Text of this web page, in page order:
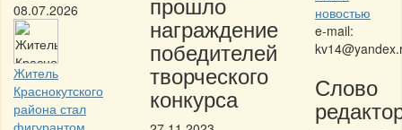
08.07.2026
Житель
Краснокутского
района стал
награждение
победителей
творческого
конкурса
новостью
e-mail:
Слово